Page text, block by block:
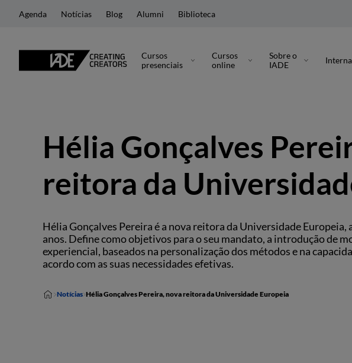
Agenda Notícias Blog Alumni Biblioteca
Cursos
presenciais
Cursos
online
Sobre o
IADE
Hélia Gonçalves
reitora da
Hélia Gonçalves Pereira é a nova reitora da Universidade
anos. Define como objetivos para o seu mandato, a introdução de
experiencial, baseados na personalização dos métodos e na
acordo com as suas necessidades efetivas.
Notícias Hélia Gonçalves Pereira, nova reitora da Universidade Europeia